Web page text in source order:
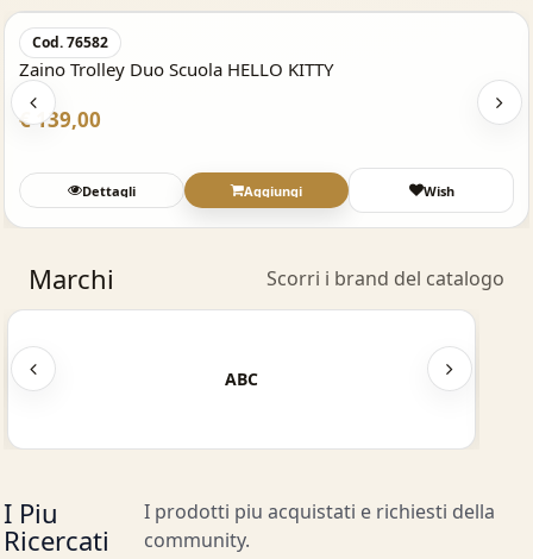
Cod. 76582
Zaino Trolley Duo Scuola HELLO KITTY
€ 139,00
Dettagli Aggiungi Wish
Marchi Scorri i brand del catalogo
ABC
I Piu
Ricercati
I prodotti piu acquistati e richiesti della
community.Acquisto Veloce